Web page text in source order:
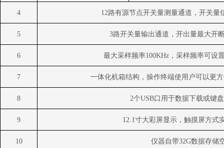
4 12路有源节点开关量测量通道，开关量
5 3路开关量输出通道，开出量最大开
6 最大采样频率100KHz ，采样频率可设
7 一体化机箱结构，操作终端使用户可以更
8 2个USB口用于数据下载或键盘
9 12.1 寸大彩屏显示，触摸屏方式
10 仪器自带32G数据存储